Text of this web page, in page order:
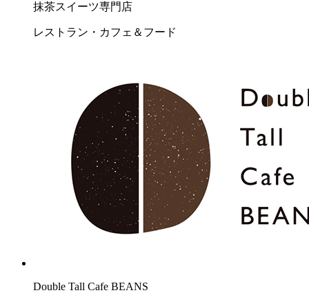
抹茶スイーツ専門店
レストラン・カフェ＆フード
Double Tall Cafe BEANS